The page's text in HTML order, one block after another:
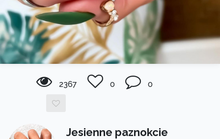
2367 0 0
Jesienne paznokcie